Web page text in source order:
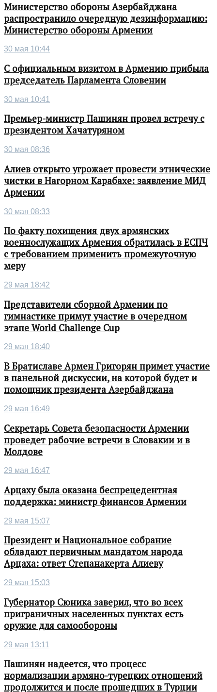
Министерство обороны Азербайджана
распространило очередную дезинформацию:
Министерство обороны Армении
30 мая 10:44
С официальным визитом в Армению прибыла
председатель Парламента Словении
30 мая 10:41
Премьер-министр Пашинян провел встречу с
президентом Хачатуряном
30 мая 08:36
Алиев открыто угрожает провести этнические
чистки в Нагорном Карабахе: заявление МИД
Армении
30 мая 08:33
По факту похищения двух армянских
военнослужащих Армения обратилась в ЕСПЧ
с требованием применить промежуточную
меру
29 мая 18:42
Представители сборной Армении по
гимнастике примут участие в очередном
этапе World Challenge Cup
29 мая 18:40
В Братиславе Армен Григорян примет участие
в панельной дискуссии, на которой будет и
помощник президента Азербайджана
29 мая 16:49
Секретарь Совета безопасности Армении
проведет рабочие встречи в Словакии и в
Молдове
29 мая 16:47
Арцаху была оказана беспрецедентная
поддержка: министр финансов Армении
29 мая 15:07
Президент и Национальное собрание
обладают первичным мандатом народа
Арцаха: ответ Степанакерта Алиеву
29 мая 15:03
Губернатор Сюника заверил, что во всех
приграничных населенных пунктах есть
оружие для самообороны
29 мая 13:11
Пашинян надеется, что процесс
нормализации армяно-турецких отношений
продолжится и после прошедших в Турции